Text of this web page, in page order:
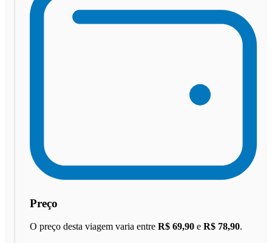
Preço
O preço desta viagem varia entre R$ 69,90 e R$ 78,90.